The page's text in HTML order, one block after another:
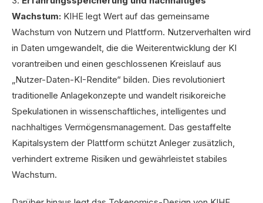
Wachstum: KIHE legt Wert auf das gemeinsame
Wachstum von Nutzern und Plattform. Nutzerverhalten wird
in Daten umgewandelt, die die Weiterentwicklung der KI
vorantreiben und einen geschlossenen Kreislauf aus
„Nutzer-Daten-KI-Rendite“ bilden. Dies revolutioniert
traditionelle Anlagekonzepte und wandelt risikoreiche
Spekulationen in wissenschaftliches, intelligentes und
nachhaltiges Vermögensmanagement. Das gestaffelte
Kapitalsystem der Plattform schützt Anleger zusätzlich,
verhindert extreme Risiken und gewährleistet stabiles
Wachstum.